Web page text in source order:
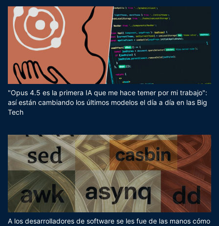
"Opus 4.5 es la primera IA que me hace temer por mi trabajo":
así están cambiando los últimos modelos el día a día en las Big
Tech
A los desarrolladores de software se les fue de las manos cómo